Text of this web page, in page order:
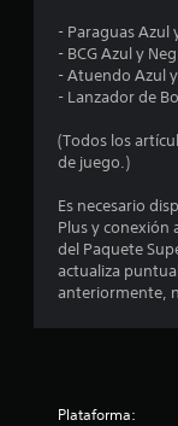
- Paraguas Azul
- BCG Azul y
- Atuendo Azul
- Lanzador de
(Todos los
de juego.)
Es necesario
Plus y conexión
del Paquete
actualiza
anteriormente,
Plataforma: